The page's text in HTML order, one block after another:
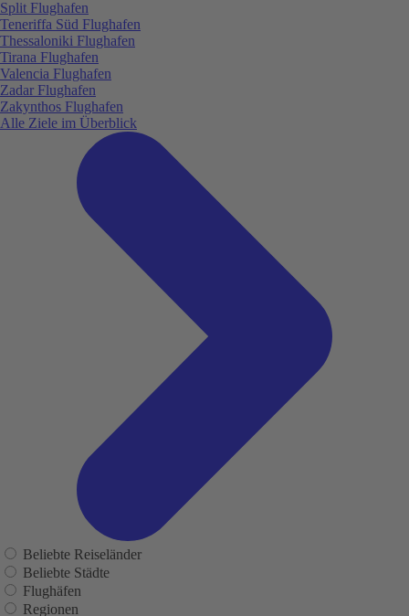
Split Flughafen
Teneriffa Süd Flughafen
Thessaloniki Flughafen
Tirana Flughafen
Valencia Flughafen
Zadar Flughafen
Zakynthos Flughafen
Alle Ziele im Überblick
Beliebte Reiseländer
Beliebte Städte
Flughäfen
Regionen